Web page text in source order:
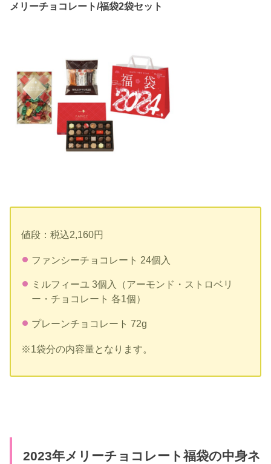
メリーチョコレート/福袋2袋セット
値段：税込2,160円
ファンシーチョコレート 24個入
ミルフィーユ 3個入（アーモンド・ストロベリ
ー・チョコレート 各1個）
プレーンチョコレート 72g
※1袋分の内容量となります。
2023年メリーチョコレート福袋の中身ネ